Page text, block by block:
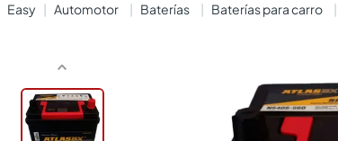
automotor baterías baterías para carro